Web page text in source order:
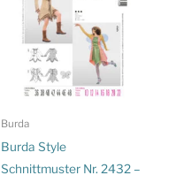
Burda
Burda Style
Schnittmuster Nr. 2432 –